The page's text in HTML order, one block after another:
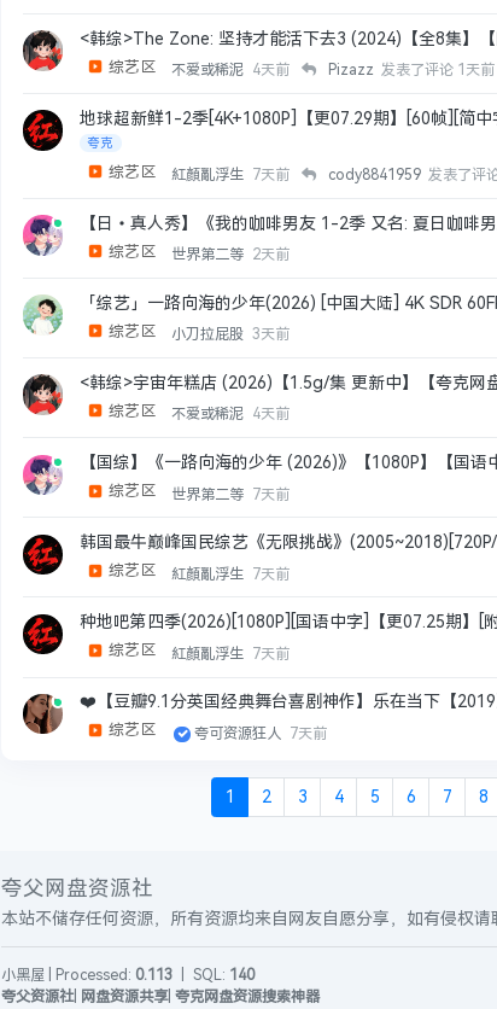
<韩综>The Zone: 坚持才能活下去3 (2024)【全8集】
综艺区 不爱或稀泥 4天前 Pizazz 发表了评论 1天前
地球超新鲜1-2季[4K+1080P]【更07.29期】[60帧][简
夸克
综艺区 紅顏亂浮生 7天前 cody8841959 发表了评
【日•真人秀】《我的咖啡男友 1-2季 又名: 夏日咖啡
综艺区 世界第二等 2天前
「综艺」一路向海的少年(2026) [中国大陆] 4K SDR
综艺区 小刀拉屁股 3天前
<韩综>宇宙年糕店 (2026)【1.5g/集 更新中】【夸克网
综艺区 不爱或稀泥 4天前
【国综】《一路向海的少年 (2026)》【1080P】【国
综艺区 世界第二等 7天前
韩国最牛巅峰国民综艺《无限挑战》(2005~2018)[720P/
综艺区 紅顏亂浮生 7天前
种地吧第四季(2026)[1080P][国语中字]【更07.25期】[
综艺区 紅顏亂浮生 7天前
❤️【豆瓣9.1分英国经典舞台喜剧神作】乐在当下【2019
综艺区 夸可资源狂人 7天前
1 2 3 4 5 6 7 8
夸父网盘资源社
本站不储存任何资源，所有资源均来自网友自愿分享，如有侵权
小黑屋 Processed: 0.113 SQL: 140
夸父资源社| 网盘资源共享| 夸克网盘资源搜索神器